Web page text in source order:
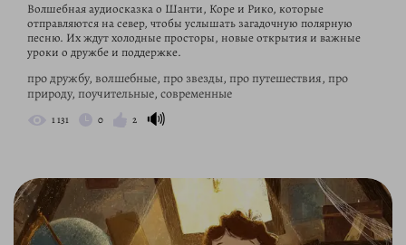
Волшебная аудиосказка о Шанти, Коре и Рико, которые
отправляются на север, чтобы услышать загадочную полярную
песню. Их ждут холодные просторы, новые открытия и важные
уроки о дружбе и поддержке.
про дружбу, волшебные, про звезды, про путешествия, про
природу, поучительные, современные
1 131 0 2 🔊